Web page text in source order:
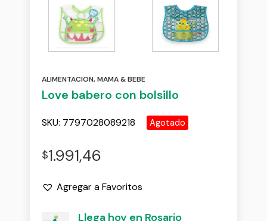
ALIMENTACION,MAMA & BEBE
Love babero con bolsillo
SKU: 7797028089218 Agotado
$1.991,46
Agregar a Favoritos
Llega hoy en Rosario